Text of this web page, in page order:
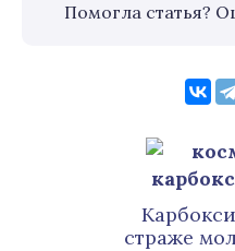
Помогла статья?
страже